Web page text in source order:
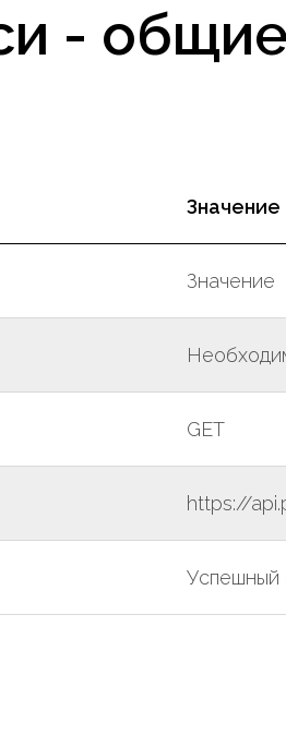
-
Значение
Значение
GET
https://
Успешный